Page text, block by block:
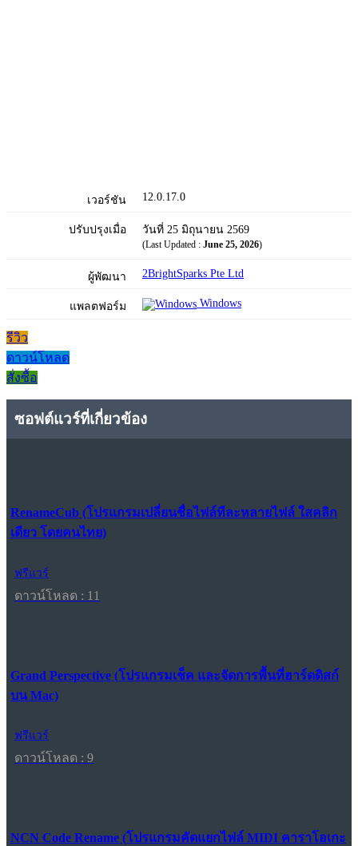
เวอร์ชัน 12.0.17.0
ปรับปรุงเมื่อ วันที่ 25 มิถุนายน 2569
(Last Updated : June 25, 2026)
ผู้พัฒนา 2BrightSparks Pte Ltd
แพลตฟอร์ม Windows
รีวิว
ดาวน์โหลด
สั่งซื้อ
ซอฟต์แวร์ที่เกี่ยวข้อง
RenameCub (โปรแกรมเปลี่ยนชื่อไฟล์ทีละหลายไฟล์ ใสคลิก
เดียว โดยคนไทย)
ฟรีแวร์
ดาวน์โหลด : 11
Grand Perspective (โปรแกรมเช็ค และจัดการพื้นที่ฮาร์ดดิสก์
บน Mac)
ฟรีแวร์
ดาวน์โหลด : 9
NCN Code Rename (โปรแกรมคัดแยกไฟล์ MIDI คาราโอเกะ